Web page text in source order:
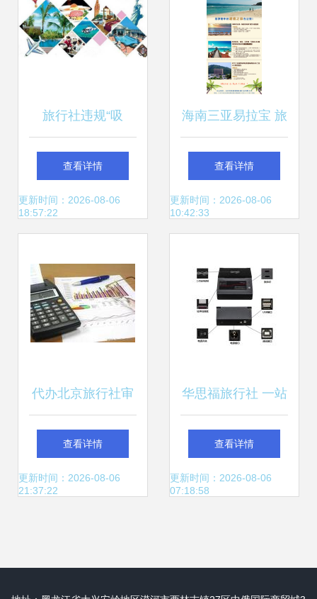
选 杆
旅行社违规“吸
金”模式闯大祸 “旅
游+互联网+金
示
查看详情
更新时间：2026-08-06
18:57:22
海南三亚易拉宝 旅
行社营销利器与设
计要点解析
查看详情
更新时间：2026-08-06
10:42:33
代办北京旅行社审
批 新办注册旅行社
业务经营许可证指
查看详情
更新时间：2026-08-06
21:37:22
华思福旅行社 一站
式护照与身份核验
解决方案
查看详情
更新时间：2026-08-06
07:18:58